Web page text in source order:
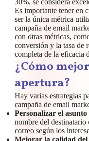
30%, se considera
Es importante tener en
ser la única métrica
campaña de email
con otras métricas,
conversión y la tasa de
completa de la eficacia
¿Cómo
apertura?
Hay varias estrategias
campaña de email
Personalizar el
nombre del destinatario
correo según los
Mejorar la calidad del